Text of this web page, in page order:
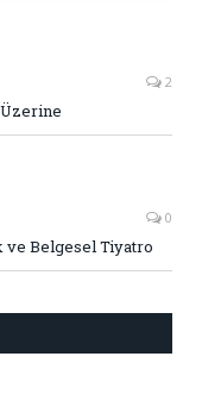
2
0
Belgesel Tiyatro